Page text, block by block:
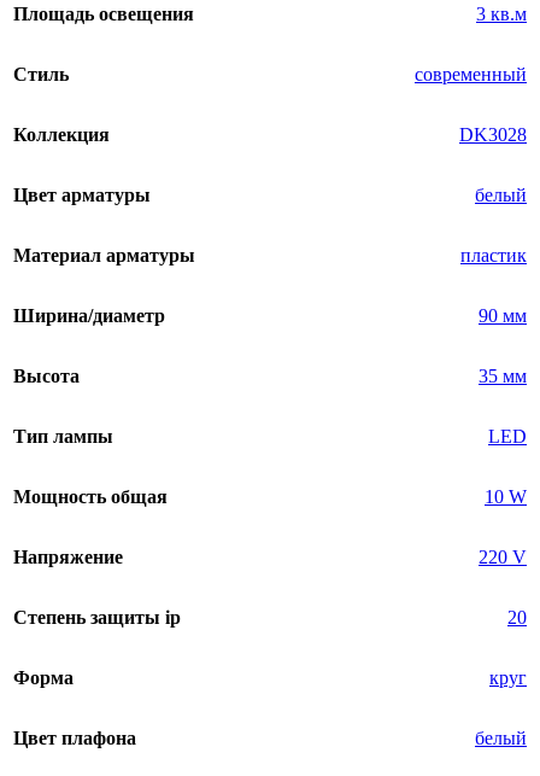
Площадь освещения 3 кв.м
Стиль современный
Коллекция DK3028
Цвет арматуры белый
Материал арматуры пластик
Ширина/диаметр 90 мм
Высота 35 мм
Тип лампы LED
Мощность общая 10 W
Напряжение 220 V
Степень защиты ip 20
Форма круг
Цвет плафона белый